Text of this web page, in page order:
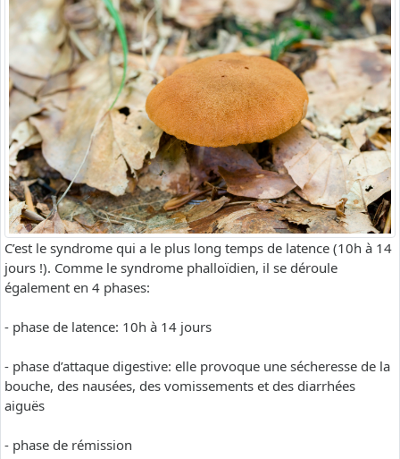
C’est le syndrome qui a le plus long temps de latence (10h à 14
jours !). Comme le syndrome phalloïdien, il se déroule
également en 4 phases:
- phase de latence: 10h à 14 jours
- phase d’attaque digestive: elle provoque une sécheresse de la
bouche, des nausées, des vomissements et des diarrhées
aiguës
- phase de rémission